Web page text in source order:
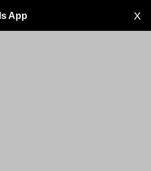
X
App